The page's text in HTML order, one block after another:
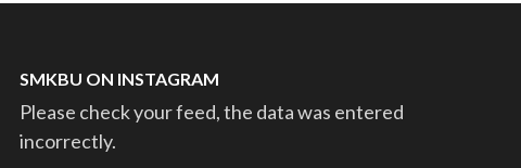
SMKBU ON INSTAGRAM
Please check your feed, the data was entered
incorrectly.